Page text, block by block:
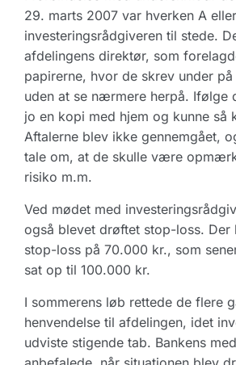
29. marts 2007 var hverken A eller
investeringsrådgiveren til stede.
afdelingens direktør, som
papirerne, hvor de skrev under
uden at se nærmere herpå. Ifølge
jo en kopi med hjem og kunne så
Aftalerne blev ikke gennemgået,
tale om, at de skulle være
risiko m.m.
Ved mødet med
også blevet drøftet stop-loss. Der
stop-loss på 70.000 kr., som
sat op til 100.000 kr.
I sommerens løb rettede de flere
henvendelse til afdelingen, idet
udviste stigende tab. Bankens